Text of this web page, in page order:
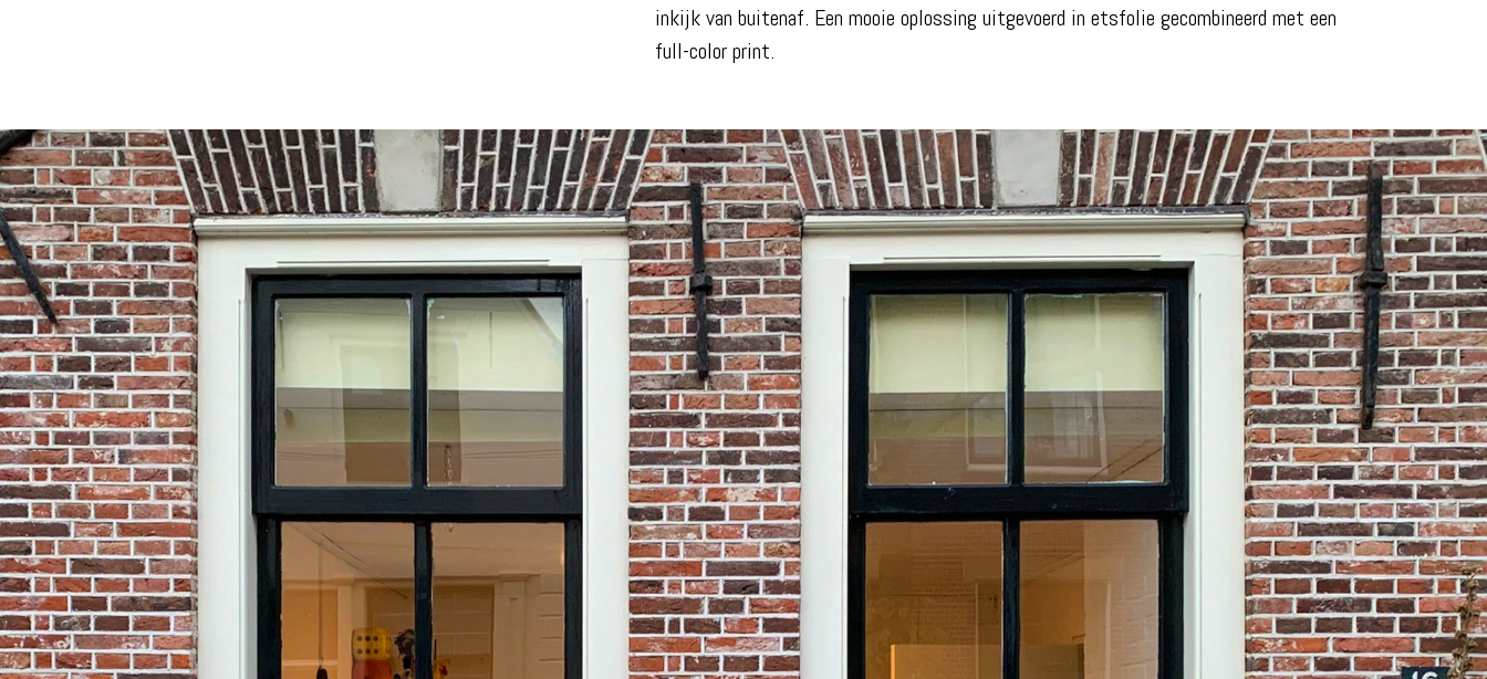
inkijk van buitenaf. Een mooie oplossing uitgevoerd in etsfolie gecombineerd met een
full-color print.